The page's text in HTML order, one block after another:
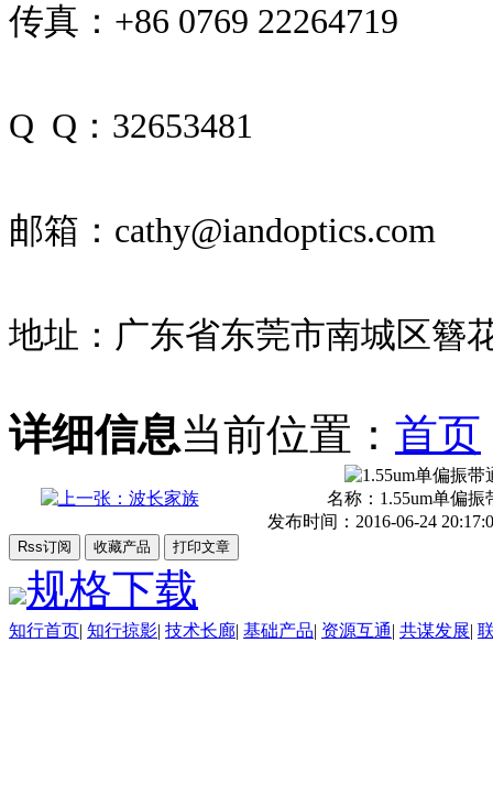
传真：+86 0769 22264719
Q Q：32653481
邮箱：cathy@iandoptics.com
地址：广东省东莞市南城区簪
详细信息当前位置： 首页
名称： 1.55um单偏振
发布时间：2016-06-24
规格下载
知行首页| 知行掠影| 技术长廊| 基础产品| 资源互通| 共谋发展|